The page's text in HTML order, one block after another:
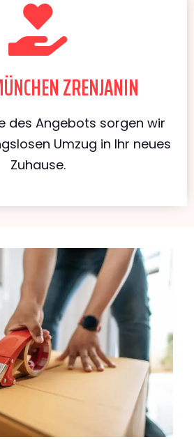
ZRENJANIN
des Angebots sorgen wir
Umzug in Ihr neues
Zuhause.